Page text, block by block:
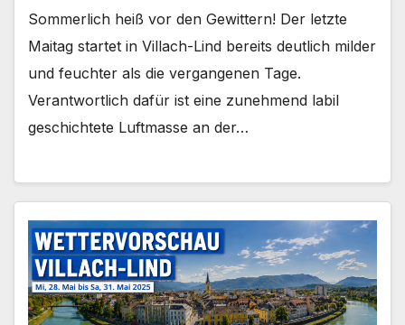
Sommerlich heiß vor den Gewittern! Der letzte
Maitag startet in Villach-Lind bereits deutlich milder
und feuchter als die vergangenen Tage.
Verantwortlich dafür ist eine zunehmend labil
geschichtete Luftmasse an der…